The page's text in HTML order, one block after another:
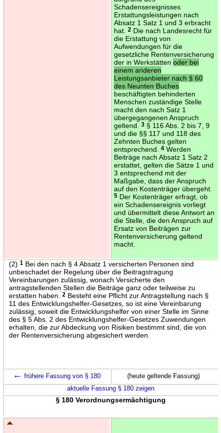
Schadensereignisses
Erstattungsleistungen nach
Absatz 1 Satz 1 und 3 erbracht
hat.
2Die nach Landesrecht für
die Erstattung von
Aufwendungen für die
gesetzliche Rentenversicherung
der in Werkstätten oder bei
einem anderen
Leistungsanbieter nach § 60
des Neunten Buches
beschäftigten behinderten
Menschen zuständige Stelle
macht den nach Satz 1
übergegangenen Anspruch
geltend.
3§ 116 Abs. 2 bis 7, 9
und die §§ 117 und 118 des
Zehnten Buches gelten
entsprechend.
4Werden
Beiträge nach Absatz 1 Satz 2
erstattet, gelten die Sätze 1 und
3 entsprechend mit der
Maßgabe, dass der Anspruch
auf den Kostenträger übergeht.
5Der Kostenträger erfragt, ob
ein Schadensereignis vorliegt
und übermittelt diese Antwort an
die Stelle, die den Anspruch auf
Ersatz von Beiträgen zur
Rentenversicherung geltend
macht.
(2) 1Bei den nach § 4 Absatz 1 versicherten Personen sind
unbeschadet der Regelung über die Beitragstragung
Vereinbarungen zulässig, wonach Versicherte den
antragstellenden Stellen die Beiträge ganz oder teilweise zu
erstatten haben.
2Besteht eine Pflicht zur Antragstellung nach §
11 des Entwicklungshelfer-Gesetzes, so ist eine Vereinbarung
zulässig, soweit die Entwicklungshelfer von einer Stelle im Sinne
des § 5 Abs. 2 des Entwicklungshelfer-Gesetzes Zuwendungen
erhalten, die zur Abdeckung von Risiken bestimmt sind, die von
der Rentenversicherung abgesichert werden.
← frühere Fassung von § 180
(heute geltende Fassung)
aktuelle Fassung § 180 zeigen
§ 180 Verordnungsermächtigung